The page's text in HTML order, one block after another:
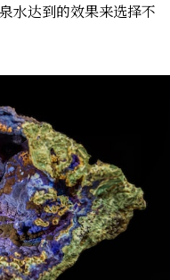
水达到的效果来选择不